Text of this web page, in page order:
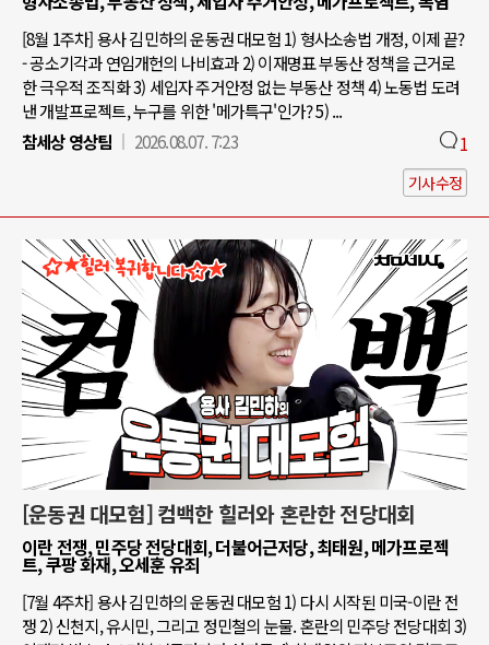
[8월 1주차] 용사 김민하의 운동권 대모험 1) 형사소송법 개정, 이제 끝?
- 공소기각과 연임개헌의 나비효과 2) 이재명표 부동산 정책을 근거로
한 극우적 조직화 3) 세입자 주거안정 없는 부동산 정책 4) 노동법 도려
낸 개발프로젝트, 누구를 위한 '메가특구'인가? 5) ...
참세상 영상팀
2026.08.07. 7:23 1
기사수정
[운동권 대모험] 컴백한 힐러와 혼란한 전당대회
이란 전쟁, 민주당 전당대회, 더불어근저당, 최태원, 메가프로젝
트, 쿠팡 화재, 오세훈 유죄
[7월 4주차] 용사 김민하의 운동권 대모험 1) 다시 시작된 미국-이란 전
쟁 2) 신천지, 유시민, 그리고 정민철의 눈물. 혼란의 민주당 전당대회 3)